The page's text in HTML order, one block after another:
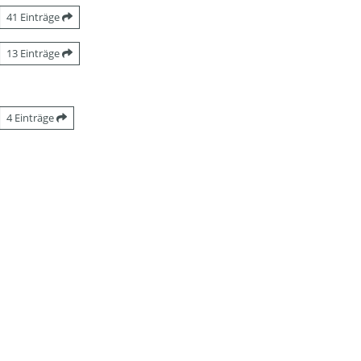
41 Einträge
13 Einträge
4 Einträge